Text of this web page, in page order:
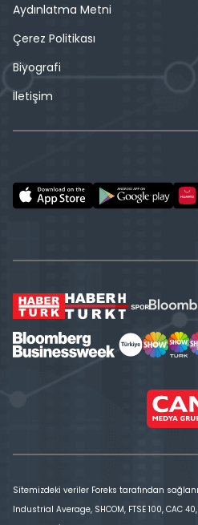
Aydınlatma Metni
Çerez Politikası
Biyografi
İletişim
Sitemizdeki veriler Foreks tarafından
Industrial Average, SHCOM, FTSE 100, CAC